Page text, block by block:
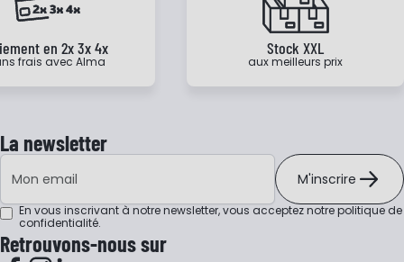
en 2x 3x 4x
frais avec Alma
Stock XXL
aux meilleurs prix
La newsletter
Adresse e-mail
M'inscrire
En vous inscrivant à notre newsletter, vous acceptez notrepolitique de
confidentialité.
Retrouvons-nous sur